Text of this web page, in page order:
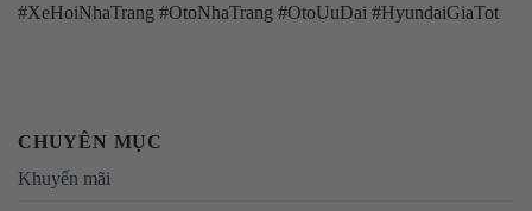
#XeHoiNhaTrang #OtoNhaTrang #OtoUuDai #HyundaiGiaTot
CHUYÊN MỤC
Khuyến mãi